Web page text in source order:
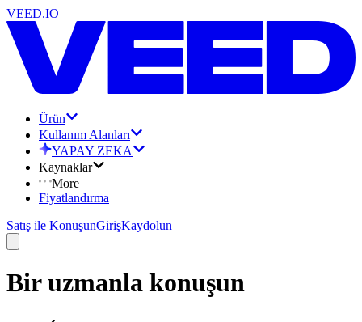
VEED.IO
Ürün
Kullanım Alanları
YAPAY ZEKA
Kaynaklar
More
Fiyatlandırma
Satış ile KonuşunGirişKaydolun
Bir uzmanla konuşun